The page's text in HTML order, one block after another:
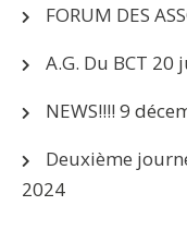
FORUM DES
A.G. Du BCT 20
NEWS!!!! 9
Deuxième
2024